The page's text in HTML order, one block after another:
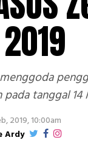
tanggal 14
2019, 10:00am
Ardy